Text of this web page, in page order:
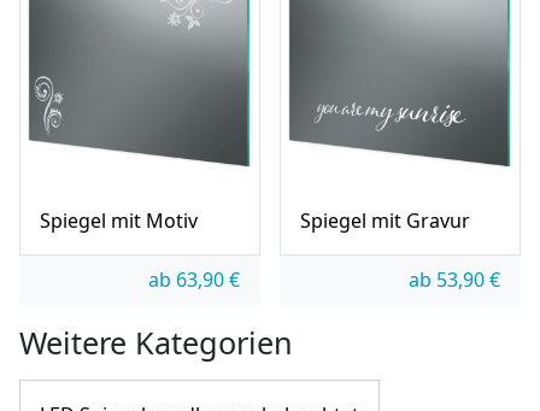
Spiegel mit Motiv
ab 63,90€
Spiegel mit Gravur
ab 53,90€
Weitere Kategorien